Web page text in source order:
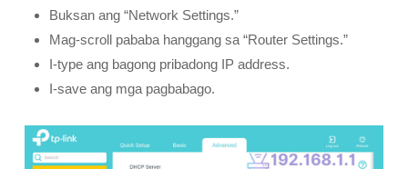
Buksan ang “Network Settings.”
Mag-scroll pababa hanggang sa “Router Settings.”
I-type ang bagong pribadong IP address.
I-save ang mga pagbabago.